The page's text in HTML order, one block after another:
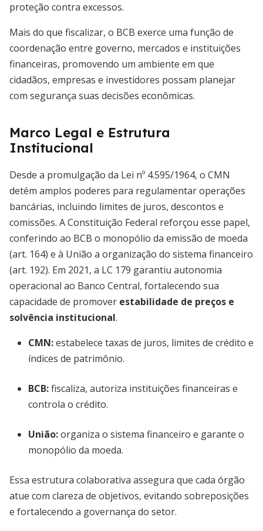
proteção contra excessos.
Mais do que fiscalizar, o BCB exerce uma função de
coordenação entre governo, mercados e instituições
financeiras, promovendo um ambiente em que
cidadãos, empresas e investidores possam planejar
com segurança suas decisões econômicas.
Marco Legal e Estrutura
Institucional
Desde a promulgação da Lei nº 4.595/1964, o CMN
detém amplos poderes para regulamentar operações
bancárias, incluindo limites de juros, descontos e
comissões. A Constituição Federal reforçou esse papel,
conferindo ao BCB o monopólio da emissão de moeda
(art. 164) e à União a organização do sistema financeiro
(art. 192). Em 2021, a LC 179 garantiu autonomia
operacional ao Banco Central, fortalecendo sua
capacidade de promover estabilidade de preços e
solvência institucional.
CMN:estabelece taxas de juros, limites de crédito e
índices de patrimônio.
BCB:fiscaliza, autoriza instituições financeiras e
controla o crédito.
União:organiza o sistema financeiro e garante o
monopólio da moeda.
Essa estrutura colaborativa assegura que cada órgão
atue com clareza de objetivos, evitando sobreposições
e fortalecendo a governança do setor.